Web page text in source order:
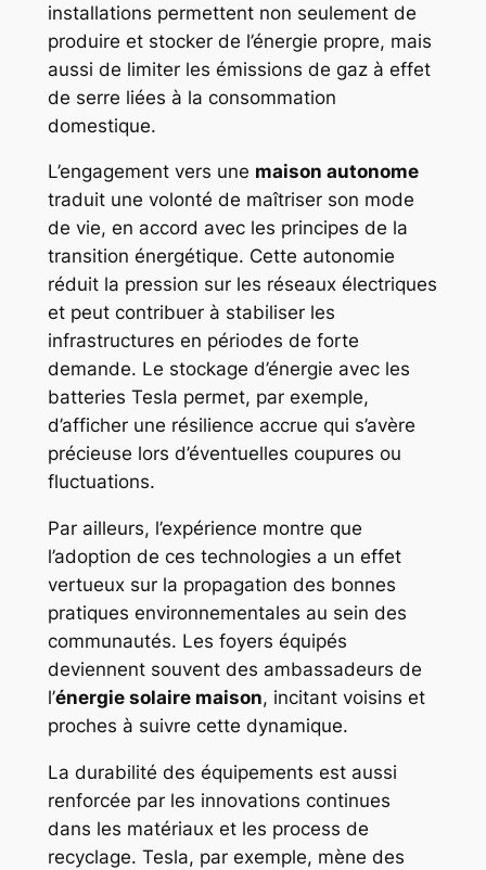
installations permettent non seulement de
produire et stocker de l’énergie propre, mais
aussi de limiter les émissions de gaz à effet
de serre liées à la consommation
domestique.
L’engagement vers une maison autonome
traduit une volonté de maîtriser son mode
de vie, en accord avec les principes de la
transition énergétique. Cette autonomie
réduit la pression sur les réseaux électriques
et peut contribuer à stabiliser les
infrastructures en périodes de forte
demande. Le stockage d’énergie avec les
batteries Tesla permet, par exemple,
d’afficher une résilience accrue qui s’avère
précieuse lors d’éventuelles coupures ou
fluctuations.
Par ailleurs, l’expérience montre que
l’adoption de ces technologies a un effet
vertueux sur la propagation des bonnes
pratiques environnementales au sein des
communautés. Les foyers équipés
deviennent souvent des ambassadeurs de
l’énergie solaire maison, incitant voisins et
proches à suivre cette dynamique.
La durabilité des équipements est aussi
renforcée par les innovations continues
dans les matériaux et les process de
recyclage. Tesla, par exemple, mène des